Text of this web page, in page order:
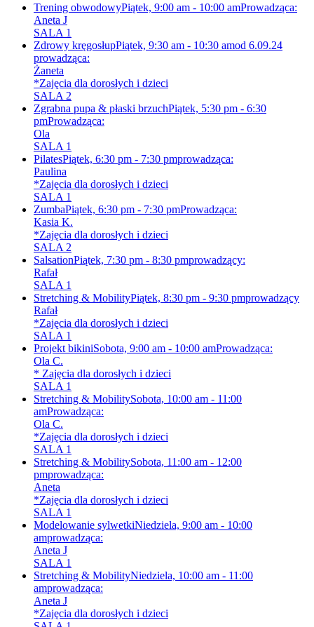
Trening obwodowyPiątek, 9:00 am - 10:00 amProwadząca:
Aneta J
SALA 1
Zdrowy kręgosłupPiątek, 9:30 am - 10:30 amod 6.09.24
prowadząca:
Żaneta
*Zajęcia dla dorosłych i dzieci
SALA 2
Zgrabna pupa & płaski brzuchPiątek, 5:30 pm - 6:30
pmProwadząca:
Ola
SALA 1
PilatesPiątek, 6:30 pm - 7:30 pmprowadząca:
Paulina
*Zajęcia dla dorosłych i dzieci
SALA 1
ZumbaPiątek, 6:30 pm - 7:30 pmProwadząca:
Kasia K.
*Zajęcia dla dorosłych i dzieci
SALA 2
SalsationPiątek, 7:30 pm - 8:30 pmprowadzący:
Rafał
SALA 1
Stretching & MobilityPiątek, 8:30 pm - 9:30 pmprowadzący
Rafał
*Zajęcia dla dorosłych i dzieci
SALA 1
Projekt bikiniSobota, 9:00 am - 10:00 amProwadząca:
Ola C.
* Zajęcia dla dorosłych i dzieci
SALA 1
Stretching & MobilitySobota, 10:00 am - 11:00
amProwadząca:
Ola C.
*Zajęcia dla dorosłych i dzieci
SALA 1
Stretching & MobilitySobota, 11:00 am - 12:00
pmprowadząca:
Aneta
*Zajęcia dla dorosłych i dzieci
SALA 1
Modelowanie sylwetkiNiedziela, 9:00 am - 10:00
amprowadząca:
Aneta J
SALA 1
Stretching & MobilityNiedziela, 10:00 am - 11:00
amprowadząca:
Aneta J
*Zajęcia dla dorosłych i dzieci